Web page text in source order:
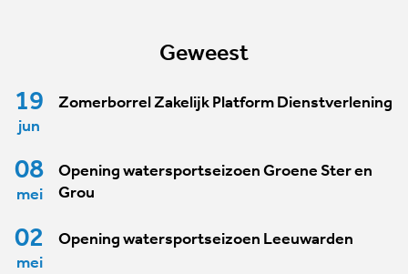
Geweest
19
jun
Zomerborrel Zakelijk Platform Dienstverlening
08
mei
Opening watersportseizoen Groene Ster en
Grou
02
mei
Opening watersportseizoen Leeuwarden